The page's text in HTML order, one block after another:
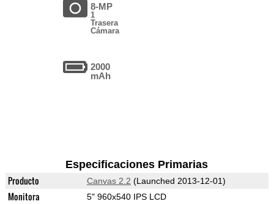
8-MP
1
Trasera
Cámara
2000
mAh
Especificaciones Primarias
Producto Canvas 2.2 (Launched 2013-12-01)
Monitora 5" 960x540 IPS LCD